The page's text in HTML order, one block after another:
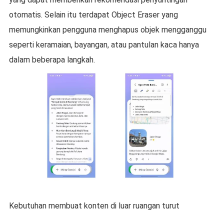
otomatis. Selain itu terdapat Object Eraser yang
memungkinkan pengguna menghapus objek mengganggu
seperti keramaian, bayangan, atau pantulan kaca hanya
dalam beberapa langkah.
Kebutuhan membuat konten di luar ruangan turut